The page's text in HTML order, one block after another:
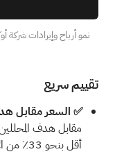
تقييم سريع
✅ السعر مقابل
أقل بنحو 33٪ من الإجماع.